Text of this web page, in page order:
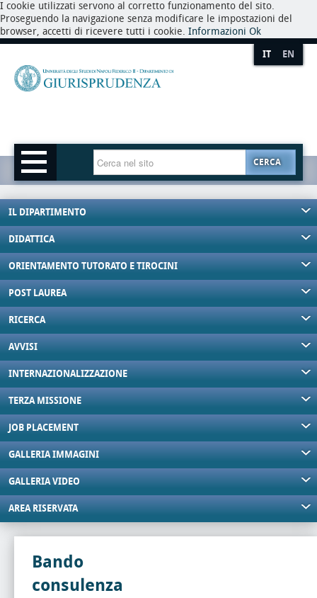
I cookie utilizzati servono al corretto funzionamento del sito.
Proseguendo la navigazione senza modificare le impostazioni del
browser, accetti di ricevere tutti i cookie. Informazioni Ok
IT EN
CERCA
IL DIPARTIMENTO
DIDATTICA
ORIENTAMENTO TUTORATO E TIROCINI
POST LAUREA
RICERCA
AVVISI
INTERNAZIONALIZZAZIONE
TERZA MISSIONE
JOB PLACEMENT
GALLERIA IMMAGINI
GALLERIA VIDEO
AREA RISERVATA
Bando
consulenza